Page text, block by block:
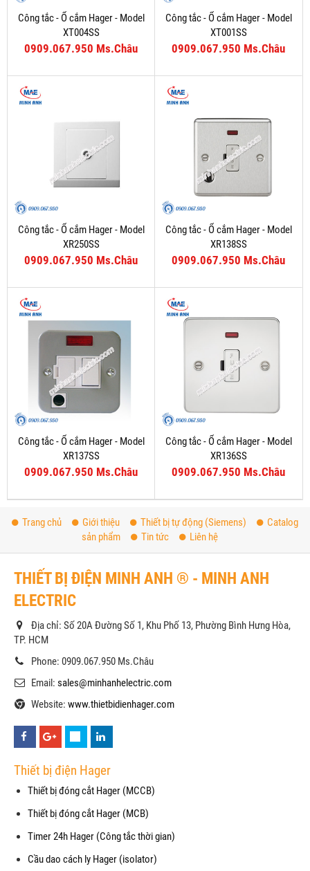
Công tắc - Ổ cắm Hager - Model
XT004SS
0909.067.950 Ms.Châu
Công tắc - Ổ cắm Hager - Model
XT001SS
0909.067.950 Ms.Châu
Công tắc - Ổ cắm Hager - Model
XR250SS
0909.067.950 Ms.Châu
Công tắc - Ổ cắm Hager - Model
XR138SS
0909.067.950 Ms.Châu
Công tắc - Ổ cắm Hager - Model
XR137SS
0909.067.950 Ms.Châu
Công tắc - Ổ cắm Hager - Model
XR136SS
0909.067.950 Ms.Châu
Trang chủ Giới thiệu Thiết bị tự động (Siemens)
Catalog
sản phẩm
Tin tức Liên hệ
THIẾT BỊ ĐIỆN MINH ANH ® - MINH ANH
ELECTRIC
Địa chỉ: Số 20A Đường Số 1, Khu Phố 13, Phường Bình Hưng Hòa,
TP. HCM
Phone: 0909.067.950 Ms.Châu
Email: sales@minhanhelectric.com
Website: www.thietbidienhager.com
Thiết bị điện Hager
Thiết bị đóng cắt Hager (MCCB)
Thiết bị đóng cắt Hager (MCB)
Timer 24h Hager (Công tắc thời gian)
Cầu dao cách ly Hager (isolator)